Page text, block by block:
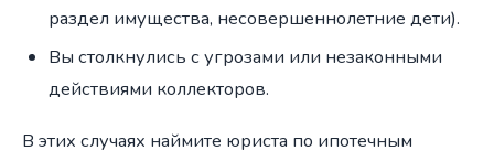
раздел имущества, несовершеннолетние дети).
Вы столкнулись с угрозами или незаконными
действиями коллекторов.
В этих случаях наймите юриста по ипотечным